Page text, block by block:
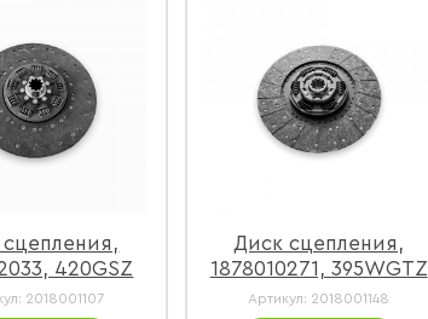
420GSZ
2018001107
Диск сцепления,
1878010271, 395WGTZ
Артикул: 2018001148